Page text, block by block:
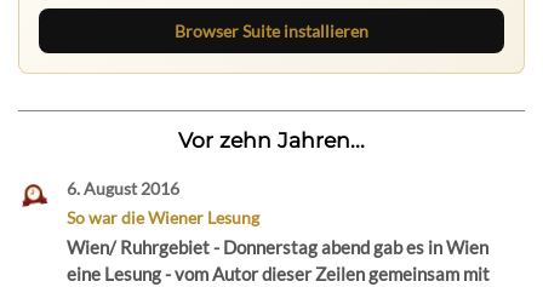
Browser Suite installieren
Vor zehn Jahren...
6. August 2016
So war die Wiener Lesung
Wien/ Ruhrgebiet - Donnerstag abend gab es in Wien
eine Lesung - vom Autor dieser Zeilen gemeinsam mit